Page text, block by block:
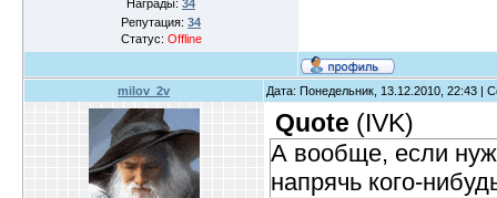
Награды: 34
Репутация: 34
Статус: Offline
milov_2v Дата: Понедельник, 13.12.2010, 22:43 |
Quote (IVK)
А вообще, если
напрячь кого-